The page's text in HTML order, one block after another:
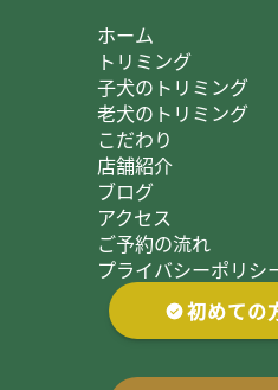
ホーム
トリミング
子犬のトリミング
老犬のトリミング
こだわり
店舗紹介
ブログ
アクセス
ご予約の流れ
プライバシーポリシ
初めての